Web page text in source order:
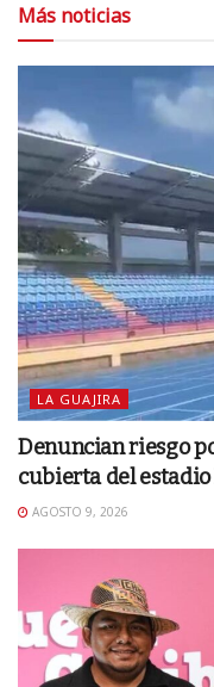
Más noticias
LA GUAJIRA
Denuncian riesgo
cubierta del estadio
AGOSTO 9, 2026